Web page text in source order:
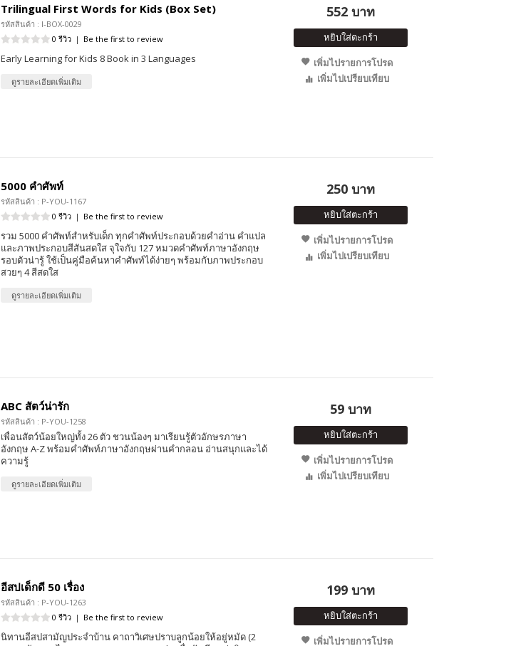
Trilingual First Words for Kids (Box Set)
รหัสสินค้า : I-BOX-0029
0 รีวิว | Be the first to review
Early Learning for Kids 8 Book in 3 Languages
ดูรายละเอียดเพิ่มเติม
552 บาท
หยิบใส่ตะกร้า
เพิ่มไปรายการโปรด
เพิ่มไปเปรียบเทียบ
5000 คำศัพท์
รหัสสินค้า : P-YOU-1167
0 รีวิว | Be the first to review
รวม 5000 คำศัพท์สำหรับเด็ก ทุกคำศัพท์ประกอบด้วยคำอ่าน คำแปล
และภาพประกอบสีสันสดใส จุใจกับ 127 หมวดคำศัพท์ภาษาอังกฤษ
รอบตัวน่ารู้ ใช้เป็นคู่มือค้นหาคำศัพท์ได้ง่ายๆ พร้อมกับภาพประกอบ
สวยๆ 4 สีสดใส
ดูรายละเอียดเพิ่มเติม
250 บาท
หยิบใส่ตะกร้า
เพิ่มไปรายการโปรด
เพิ่มไปเปรียบเทียบ
ABC สัตว์น่ารัก
รหัสสินค้า : P-YOU-1258
เพื่อนสัตว์น้อยใหญ่ทั้ง 26 ตัว ชวนน้องๆ มาเรียนรู้ตัวอักษรภาษา
อังกฤษ A-Z พร้อมคำศัพท์ภาษาอังกฤษผ่านคำกลอน อ่านสนุกและได้
ความรู้
ดูรายละเอียดเพิ่มเติม
59 บาท
หยิบใส่ตะกร้า
เพิ่มไปรายการโปรด
เพิ่มไปเปรียบเทียบ
อีสปเด็กดี 50 เรื่อง
รหัสสินค้า : P-YOU-1263
0 รีวิว | Be the first to review
นิทานอีสปสามัญประจำบ้าน คาถาวิเศษปราบลูกน้อยให้อยู่หมัด (2
199 บาท
หยิบใส่ตะกร้า
เพิ่มไปรายการโปรด